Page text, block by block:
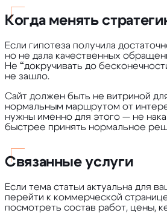
Когда менять
Если гипотеза получила
но не дала качественных
Не “докручивать до
не зашло.
Сайт должен быть не витриной
нормальным маршрутом от
нужны именно для этого — не
быстрее принять нормальное
Связанные услуги
Если тема статьи актуальна для
перейти к коммерческой
посмотреть состав работ, цены,